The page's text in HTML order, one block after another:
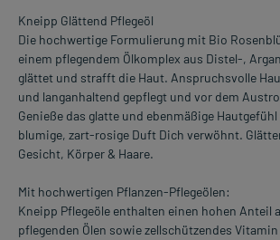
Kneipp Glättend Pflegeöl
Die hochwertige Formulierung mit Bio
einem pflegendem Ölkomplex aus Distel-,
glättet und strafft die Haut. Anspruchsvolle
und langanhaltend gepflegt und vor dem
Genieße das glatte und ebenmäßige
blumige, zart-rosige Duft Dich verwöhnt.
Gesicht, Körper & Haare.
Mit hochwertigen Pflanzen-Pflegeölen:
Kneipp Pflegeöle enthalten einen hohen Anteil
pflegenden Ölen sowie zellschützendes Vitamin